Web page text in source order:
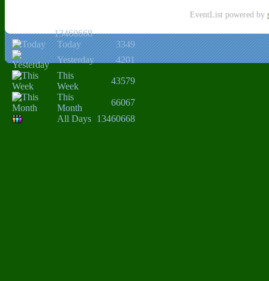
EventList powered by
13460668
Today
3349
Yesterday
4201
This
Week
43579
This
Month
66067
All Days
13460668